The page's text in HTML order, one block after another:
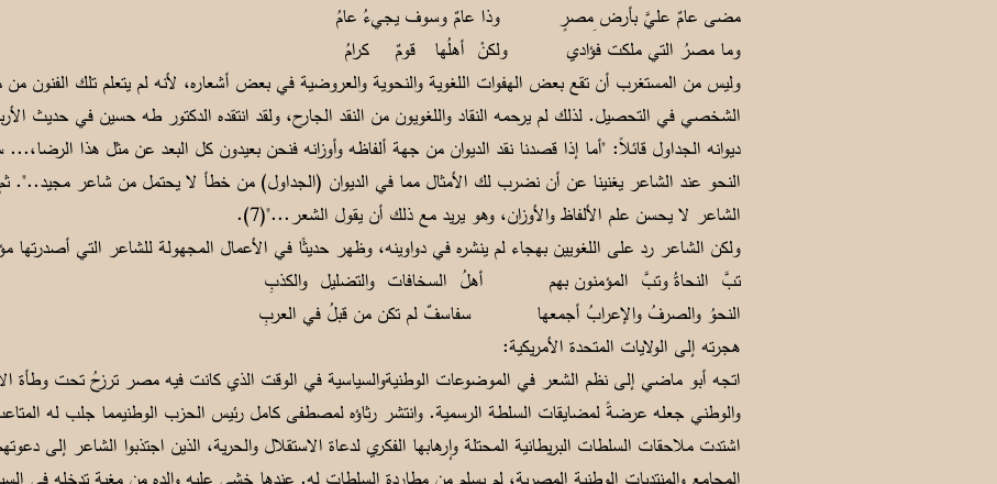
مضى عامٌ عليَّ بأرض ِمصرٍ وذا عامٌ وسوف يجيءُ عامُ
وما مصرُ التي ملكت فؤادي ولكنْ أهلُها قومٌ كرامُ
وليس من المستغرب أن تقع بعض الهفوات اللغوية والنحوية والعروضية في بعض أشعاره، لأنه لم يتعلم تلك الفنون
الشخصي في التحصيل. لذلك لم يرحمه النقاد واللغويون من النقد الجارح، ولقد انتقده الدكتور طه حسين في حديث
ديوانه الجداول قائلاً: "أما إذا قصدنا نقد الديوان من جهة ألفاظه وأوزانه فنحن بعيدون كل البعد عن مثل هذا
النحو عند الشاعر يغنينا عن أن نضرب لك الأمثال مما في الديوان (الجداول) من خطأ لا يحتمل من شاعر مجيد..".
الشاعر لا يحسن علم الألفاظ والأوزان، وهو يريد مع ذلك أن يقول الشعر..."(7).
ولكن الشاعر رد على اللغويين بهجاء لم ينشره في دواوينه، وظهر حديثًا في الأعمال المجهولة للشاعر التي أصدرتها
تبَّ النحاةُ وتبَّ المؤمنون بهم أهلُ السخافات والتضليل والكذبِ
النحوُ والصرفُ والإعرابُ أجمعها سفاسفٌ لم تكن من قبلُ في العربِ
هجرته إلى الولايات المتحدة الأمريكية:
اتجه أبو ماضي إلى نظم الشعر في الموضوعات الوطنيةوالسياسية في الوقت الذي كانت فيه مصر ترزحُ تحت وطأة
والوطني جعله عرضةً لمضايقات السلطة الرسمية. وانتشر رثاؤه لمصطفى كامل رئيس الحزب الوطنيمما جلب له
اشتدت ملاحقات السلطات البريطانية المحتلة وإرهابها الفكري لدعاة الاستقلال والحرية، الذين اجتذبوا الشاعر إلى